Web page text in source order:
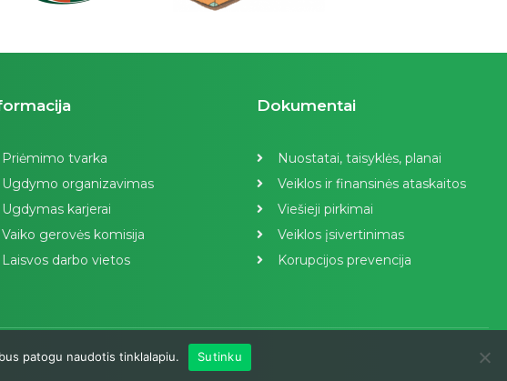
Priėmimo tvarka
Ugdymo organizavimas
Ugdymas karjerai
Vaiko gerovės komisija
Laisvos darbo vietos
Dokumentai
Nuostatai, taisyklės, planai
Veiklos ir finansinės ataskaitos
Viešieji pirkimai
Veiklos įsivertinimas
Korupcijos prevencija
patogu naudotis tinklalapiu. Sutinku